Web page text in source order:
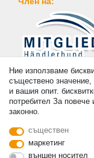
© Copyright 2026 | Всички
article detail | * Applies to
Ние използваме
съществено
и вашия опит.
потребител За
законно.
съществен
маркетинг
външен носител